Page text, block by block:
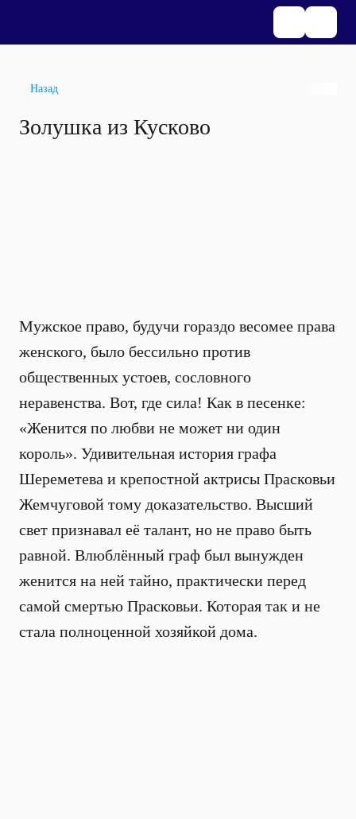
Назад
Золушка из Кусково
Мужское право, будучи гораздо весомее права
женского, было бессильно против
общественных устоев, сословного
неравенства. Вот, где сила! Как в песенке:
«Женится по любви не может ни один
король». Удивительная история графа
Шереметева и крепостной актрисы Прасковьи
Жемчуговой тому доказательство. Высший
свет признавал её талант, но не право быть
равной. Влюблённый граф был вынужден
женится на ней тайно, практически перед
самой смертью Прасковьи. Которая так и не
стала полноценной хозяйкой дома.